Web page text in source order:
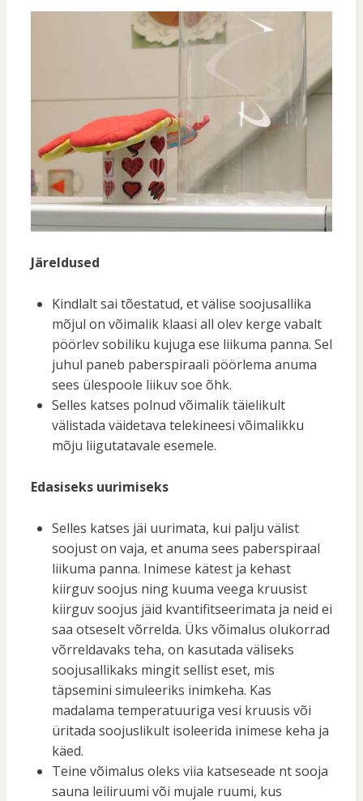
Järeldused
Kindlalt sai tõestatud, et välise soojusallika
mõjul on võimalik klaasi all olev kerge vabalt
pöörlev sobiliku kujuga ese liikuma panna. Sel
juhul paneb paberspiraali pöörlema anuma
sees ülespoole liikuv soe õhk.
Selles katses polnud võimalik täielikult
välistada väidetava telekineesi võimalikku
mõju liigutatavale esemele.
Edasiseks uurimiseks
Selles katses jäi uurimata, kui palju välist
soojust on vaja, et anuma sees paberspiraal
liikuma panna. Inimese kätest ja kehast
kiirguv soojus ning kuuma veega kruusist
kiirguv soojus jäid kvantifitseerimata ja neid ei
saa otseselt võrrelda. Üks võimalus olukorrad
võrreldavaks teha, on kasutada väliseks
soojusallikaks mingit sellist eset, mis
täpsemini simuleeriks inimkeha. Kas
madalama temperatuuriga vesi kruusis või
üritada soojuslikult isoleerida inimese keha ja
käed.
Teine võimalus oleks viia katseseade nt sooja
sauna leiliruumi või mujale ruumi, kus